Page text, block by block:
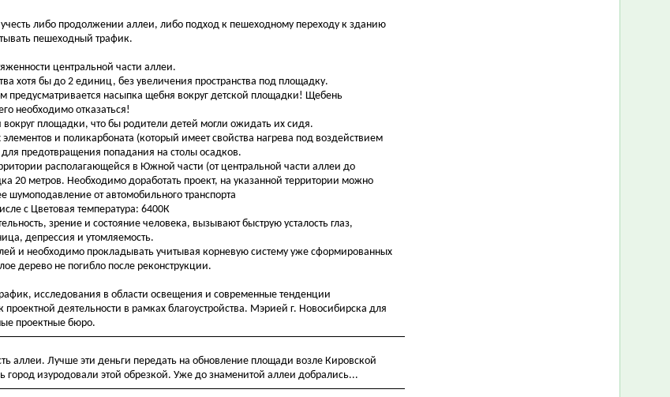
либо продолжении аллеи, либо подход к пешеходному переходу к зданию
пешеходный трафик.
центральной части аллеи.
хотя бы до 2 единиц, без увеличения пространства под площадку.
предусматривается насыпка щебня вокруг детской площадки! Щебень
необходимо отказаться!
площадки, что бы родители детей могли ожидать их сидя.
и поликарбоната (который имеет свойства нагрева под воздействием
предотвращения попадания на столы осадков.
располагающейся в Южной части (от центральной части аллеи до
20 метров. Необходимо доработать проект, на указанной территории можно
шумоподавление от автомобильного транспорта
с Цветовая температура: 6400К
зрение и состояние человека, вызывают быструю усталость глаз,
депрессия и утомляемость.
и необходимо прокладывать учитывая корневую систему уже сформированных
дерево не погибло после реконструкции.
исследования в области освещения и современные тенденции
деятельности в рамках благоустройства. Мэрией г. Новосибирска для
проектные бюро.
аллеи. Лучше эти деньги передать на обновление площади возле Кировской
изуродовали этой обрезкой. Уже до знаменитой аллеи добрались...